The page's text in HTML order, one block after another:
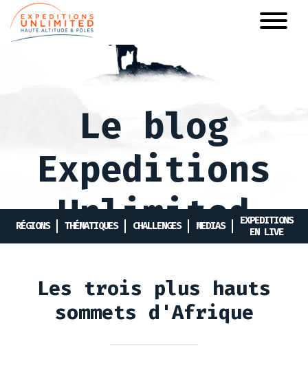
Aller
au
contenu
Le blog
Expeditions
Unlimited
RÉGIONS THÉMATIQUES CHALLENGES MEDIAS
EXPEDITIONS
EN LIVE
Les trois plus hauts
sommets d'Afrique